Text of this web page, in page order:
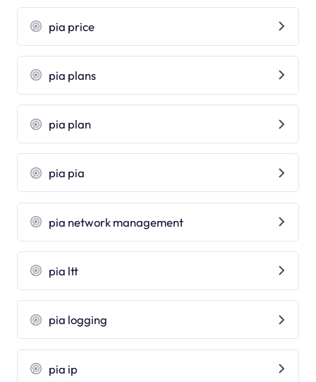
pia price
pia plans
pia plan
pia pia
pia network management
pia ltt
pia logging
pia ip